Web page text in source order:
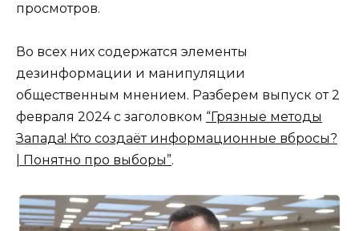
просмотров.
Во всех них содержатся элементы
дезинформации и манипуляции
общественным мнением. Разберем выпуск от 2
февраля 2024 с заголовком “Грязные методы
Запада! Кто создаёт информационные вбросы?
| Понятно про выборы”.